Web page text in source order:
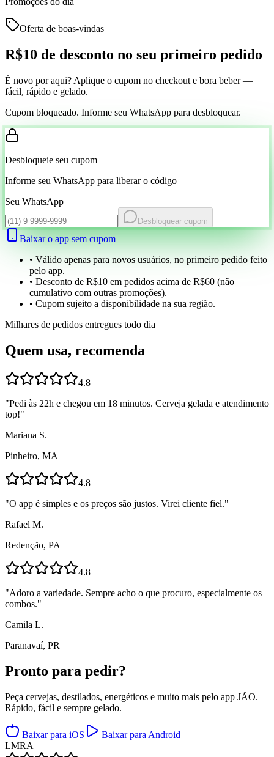
Oferta de boas-vindas
R$10 de desconto no seu primeiro pedido
É novo por aqui? Aplique o cupom no checkout e bora beber —
fácil, rápido e gelado.
Cupom bloqueado. Informe seu WhatsApp para desbloquear.
Desbloqueie seu cupom
Informe seu WhatsApp para liberar o código
Seu WhatsApp
Desbloquear cupom
Baixar o app sem cupom
• Válido apenas para novos usuários, no primeiro pedido feito
pelo app.
• Desconto de R$10 em pedidos acima de R$60 (não
cumulativo com outras promoções).
• Cupom sujeito a disponibilidade na sua região.
Milhares de pedidos entregues todo dia
Quem usa, recomenda
4.8
"Pedi às 22h e chegou em 18 minutos. Cerveja gelada e atendimento
top!"
Mariana S.
Pinheiro, MA
4.8
"O app é simples e os preços são justos. Virei cliente fiel."
Rafael M.
Redenção, PA
4.8
"Adoro a variedade. Sempre acho o que procuro, especialmente os
combos."
Camila L.
Paranavaí, PR
Pronto para pedir?
Peça cervejas, destilados, energéticos e muito mais pelo app JÃO.
Rápido, fácil e sempre gelado.
Baixar para iOS
Baixar para Android
LMRA